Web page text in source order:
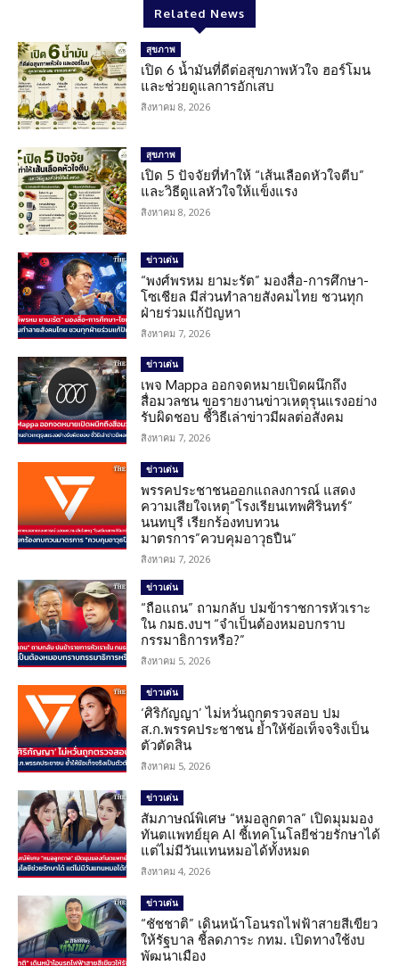
Related News
สุขภาพ
เปิด 6 น้ำมันที่ดีต่อสุขภาพหัวใจ ฮอร์โมน
และช่วยดูแลการอักเสบ
สิงหาคม 8, 2026
สุขภาพ
เปิด 5 ปัจจัยที่ทำให้ “เส้นเลือดหัวใจตีบ”
และวิธีดูแลหัวใจให้แข็งแรง
สิงหาคม 8, 2026
ข่าวเด่น
“พงศ์พรหม ยามะรัต” มองสื่อ-การศึกษา-
โซเชียล มีส่วนทำลายสังคมไทย ชวนทุก
ฝ่ายร่วมแก้ปัญหา
สิงหาคม 7, 2026
ข่าวเด่น
เพจ Mappa ออกจดหมายเปิดผนึกถึง
สื่อมวลชน ขอรายงานข่าวเหตุรุนแรงอย่าง
รับผิดชอบ ชี้วิธีเล่าข่าวมีผลต่อสังคม
สิงหาคม 7, 2026
ข่าวเด่น
พรรคประชาชนออกแถลงการณ์ แสดง
ความเสียใจเหตุ”โรงเรียนเทพศิรินทร์”
นนทบุรี เรียกร้องทบทวน
มาตรการ”ควบคุมอาวุธปืน”
สิงหาคม 7, 2026
ข่าวเด่น
“ถือแถน” ถามกลับ ปมข้าราชการหัวเราะ
ใน กมธ.งบฯ “จำเป็นต้องหมอบกราบ
กรรมาธิการหรือ?”
สิงหาคม 5, 2026
ข่าวเด่น
‘ศิริกัญญา’ ไม่หวั่นถูกตรวจสอบ ปม
ส.ก.พรรคประชาชน ย้ำให้ข้อเท็จจริงเป็น
ตัวตัดสิน
สิงหาคม 5, 2026
ข่าวเด่น
สัมภาษณ์พิเศษ “หมอลูกตาล” เปิดมุมมอง
ทันตแพทย์ยุค AI ชี้เทคโนโลยีช่วยรักษาได้
แต่ไม่มีวันแทนหมอได้ทั้งหมด
สิงหาคม 4, 2026
ข่าวเด่น
“ชัชชาติ” เดินหน้าโอนรถไฟฟ้าสายสีเขียว
ให้รัฐบาล ชี้ลดภาระ กทม. เปิดทางใช้งบ
พัฒนาเมือง